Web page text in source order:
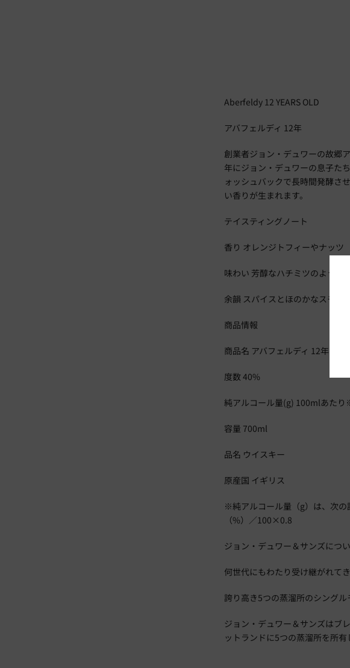
Aberfeldy 12 YEARS OLD
アバフェルディ 12年
創業者ジョン・デュワーの故郷
年にジョン・デュワーの息子た
ォッシュバックで長時間発酵さ
い香りが生まれます。
テイスティングノート
香り オレンジトフィーやナッツ
味わい 芳醇なハチミツのような
余韻 スパイスとほのかなスモー
商品情報
商品名 アバフェルディ 12年
度数 40%
純アルコール量(g) 100mlあた
容量 700ml
品名 ウイスキー
原産国 イギリス
※純アルコール量（g）は、次
（%）／100×0.8
ジョン・デュワー＆サンズにつ
何世代にもわたり受け継がれて
誇り高き5つの蒸溜所のシングル
ジョン・デュワー＆サンズはブ
ットランドに5つの蒸溜所を所